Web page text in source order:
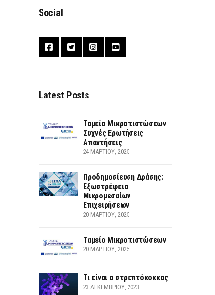
Social
Latest Posts
Ταμείο Μικροπιστώσεων
Συχνές Ερωτήσεις
Απαντήσεις
24 ΜΑΡΤΊΟΥ, 2025
Προδημοσίευση Δράσης:
Εξωστρέφεια
Μικρομεσαίων
Επιχειρήσεων
20 ΜΑΡΤΊΟΥ, 2025
Ταμείο Μικροπιστώσεων
20 ΜΑΡΤΊΟΥ, 2025
Τι είναι ο στρεπτόκοκκος
23 ΔΕΚΕΜΒΡΊΟΥ, 2023